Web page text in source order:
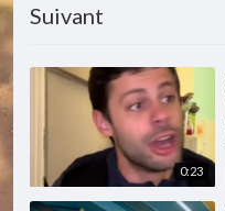
Suivant
0:23